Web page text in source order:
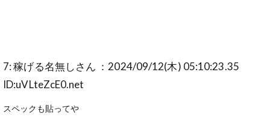
7: 稼げる名無しさん ：2024/09/12(木) 05:10:23.35
ID:uVLteZcE0.net
スペックも貼ってや